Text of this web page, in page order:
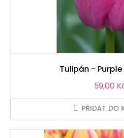
Tulipán - Purple
Cena
59,00
PŘIDAT DO